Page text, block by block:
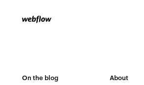
On the blog About